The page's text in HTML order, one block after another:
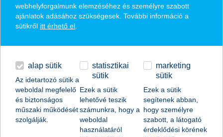
7400 Kaposvár Széchenyi tér 8.
KAPUVÁR
KARCAG
5300 Karcag Kossuth tér 2-3.
KAZINCBARCIKA
3700 Kazincbarcika Egressy Béni út 46/A
KECSKEMÉT
webhelyforgalmunk elemzéséhez és személyre szabott
ajánlatok adásához szükségesek. További információ a
sütikről itt érhető el.
alap sütik
Az idetartozó sütik a
weboldal megfelelő
és biztonságos
műszaki működését
szolgálják.
statisztikai
sütik
Ezek a sütik
lehetővé teszik
számunkra, hogy a
weboldal
használatáról
marketing
sütik
Ezek a sütik
segítenek abban,
hogy személyre
szabott, a látogató
érdeklődési körének